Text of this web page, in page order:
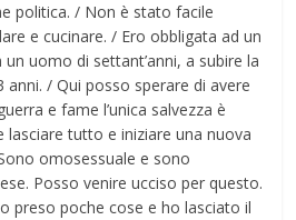
politica. / Non è stato facile
e cucinare. / Ero obbligata ad un
uomo di settant’anni, a subire la
anni. / Qui posso sperare di avere
e fame l’unica salvezza è
lasciare tutto e iniziare una nuova
omosessuale e sono
Posso venire ucciso per questo.
preso poche cose e ho lasciato il